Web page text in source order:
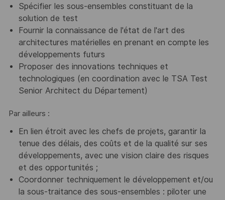
Spécifier les sous-ensembles constituant de la
solution de test
Fournir la connaissance de l'état de l'art des
architectures matérielles en prenant en compte les
développements futurs
Proposer des innovations techniques et
technologiques (en coordination avec le TSA Test
Senior Architect du Département)
Par ailleurs :
En lien étroit avec les chefs de projets, garantir la
tenue des délais, des coûts et de la qualité sur ses
développements, avec une vision claire des risques
et des opportunités ;
Coordonner techniquement le développement et/ou
la sous-traitance des sous-ensembles : piloter une